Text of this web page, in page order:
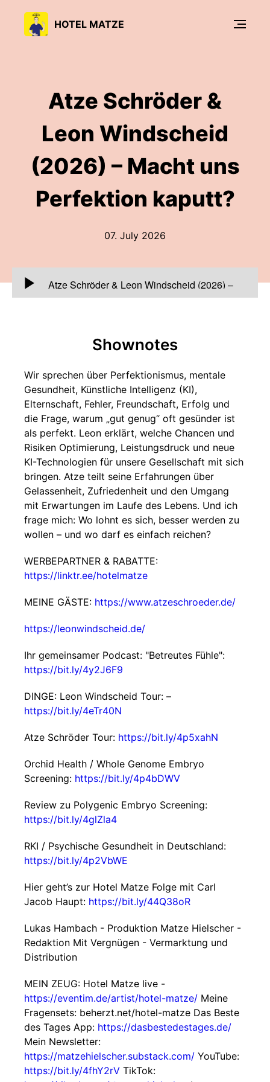
HOTEL MATZE
Atze Schröder &
Leon Windscheid
(2026) – Macht uns
Perfektion kaputt?
07. July 2026
00:00:00
Atze Schröder & Leon Windscheid (2026) –
Macht uns Perfektion kaputt?-Meine heutigen
Shownotes
Wir sprechen über Perfektionismus, mentale
Gesundheit, Künstliche Intelligenz (KI),
Elternschaft, Fehler, Freundschaft, Erfolg und
die Frage, warum „gut genug“ oft gesünder ist
als perfekt. Leon erklärt, welche Chancen und
Risiken Optimierung, Leistungsdruck und neue
KI-Technologien für unsere Gesellschaft mit sich
bringen. Atze teilt seine Erfahrungen über
Gelassenheit, Zufriedenheit und den Umgang
mit Erwartungen im Laufe des Lebens. Und ich
frage mich: Wo lohnt es sich, besser werden zu
wollen – und wo darf es einfach reichen?
WERBEPARTNER & RABATTE:
https://linktr.ee/hotelmatze
MEINE GÄSTE: https://www.atzeschroeder.de/
https://leonwindscheid.de/
Ihr gemeinsamer Podcast: "Betreutes Fühle":
https://bit.ly/4y2J6F9
DINGE: Leon Windscheid Tour: –
https://bit.ly/4eTr40N
Atze Schröder Tour: https://bit.ly/4p5xahN
Orchid Health / Whole Genome Embryo
Screening: https://bit.ly/4p4bDWV
Review zu Polygenic Embryo Screening:
https://bit.ly/4glZla4
RKI / Psychische Gesundheit in Deutschland:
https://bit.ly/4p2VbWE
Hier geht’s zur Hotel Matze Folge mit Carl
Jacob Haupt: https://bit.ly/44Q38oR
Lukas Hambach - Produktion Matze Hielscher -
Redaktion Mit Vergnügen - Vermarktung und
Distribution
MEIN ZEUG: Hotel Matze live -
https://eventim.de/artist/hotel-matze/ Meine
Fragensets: beherzt.net/hotel-matze Das Beste
des Tages App: https://dasbestedestages.de/
Mein Newsletter:
https://matzehielscher.substack.com/ YouTube:
https://bit.ly/4fhY2rV TikTok: